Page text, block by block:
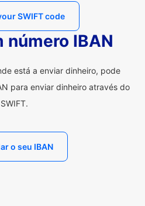
SWIFT code
número IBAN
está a enviar dinheiro, pode
para enviar dinheiro através do
SWIFT.
o seu IBAN